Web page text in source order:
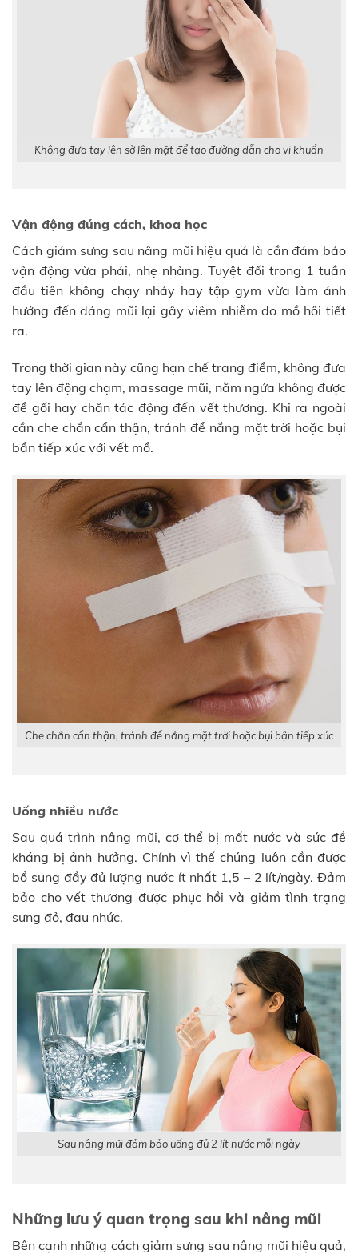
Không đưa tay lên sờ lên mặt để tạo đường dẫn cho vi khuẩn
Vận động đúng cách, khoa học
Cách giảm sưng sau nâng mũi hiệu quả là cần đảm bảo
vận động vừa phải, nhẹ nhàng. Tuyệt đối trong 1 tuần
đầu tiên không chạy nhảy hay tập gym vừa làm ảnh
hưởng đến dáng mũi lại gây viêm nhiễm do mồ hôi tiết
ra.
Trong thời gian này cũng hạn chế trang điểm, không đưa
tay lên động chạm, massage mũi, nằm ngửa không được
để gối hay chăn tác động đến vết thương. Khi ra ngoài
cần che chắn cẩn thận, tránh để nắng mặt trời hoặc bụi
bẩn tiếp xúc với vết mổ.
Che chắn cẩn thận, tránh để nắng mặt trời hoặc bụi bận tiếp xúc
Uống nhiều nước
Sau quá trình nâng mũi, cơ thể bị mất nước và sức đề
kháng bị ảnh hưởng. Chính vì thế chúng luôn cần được
bổ sung đầy đủ lượng nước ít nhất 1,5 – 2 lít/ngày. Đảm
bảo cho vết thương được phục hồi và giảm tình trạng
sưng đỏ, đau nhức.
Sau nâng mũi đảm bảo uống đủ 2 lít nước mỗi ngày
Những lưu ý quan trọng sau khi nâng mũi
Bên cạnh những cách giảm sưng sau nâng mũi hiệu quả,